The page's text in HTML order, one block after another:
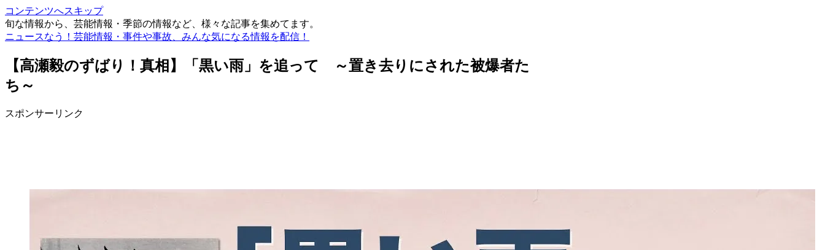
コンテンツへスキップ
旬な情報から、芸能情報・季節の情報など、様々な記事を集めてます。
ニュースなう！芸能情報・事件や事故、みんな気になる情報を配信！
【高瀬毅のずばり！真相】「黒い雨」を追って ～置き去りにされた被爆者た
ち～
スポンサーリンク